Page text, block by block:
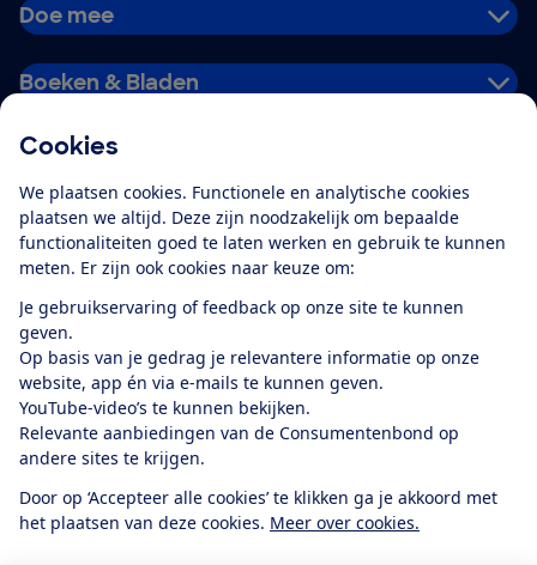
Cookies
We plaatsen cookies. Functionele en analytische cookies
plaatsen we altijd. Deze zijn noodzakelijk om bepaalde
functionaliteiten goed te laten werken en gebruik te kunnen
meten. Er zijn ook cookies naar keuze om:
Je gebruikservaring of feedback op onze site te kunnen
geven.
Op basis van je gedrag je relevantere informatie op onze
website, app én via e-mails te kunnen geven.
YouTube-video’s te kunnen bekijken.
Relevante aanbiedingen van de Consumentenbond op
andere sites te krijgen.
Door op ‘Accepteer alle cookies’ te klikken ga je akkoord met
het plaatsen van deze cookies. Meer over cookies.
Doe mee
Boeken & Bladen
Alles over de
app
Algemene Voorwaarden
Privacyverklaring
Cookiebeleid
Privacyvoorkeuren
Toegankelijkheid
RSS-feed nieuws
Facebook
TwitterInstagram
YoutubeLinkedIn
12.901consumentenbeoordelen de Consumentenbondmet gemiddeld